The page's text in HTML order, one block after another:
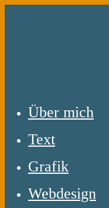
Über mich
Text
Grafik
Webdesign